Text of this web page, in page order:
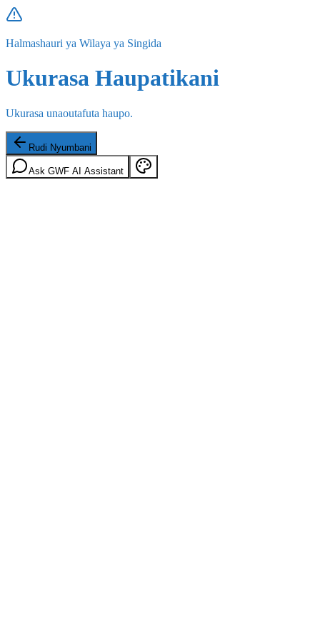
Halmashauri ya Wilaya ya Singida
Ukurasa Haupatikani
Ukurasa unaoutafuta haupo.
Rudi Nyumbani
Ask GWF AI Assistant